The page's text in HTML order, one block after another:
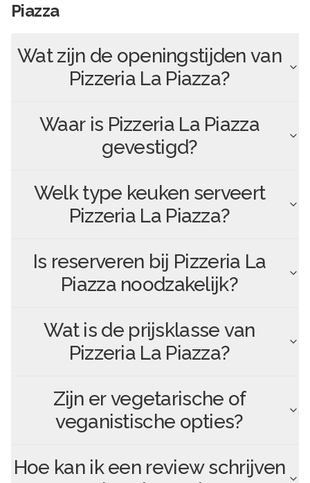
Piazza
Wat zijn de openingstijden van
Pizzeria La Piazza?
Waar is Pizzeria La Piazza
gevestigd?
Welk type keuken serveert
Pizzeria La Piazza?
Is reserveren bij Pizzeria La
Piazzanoodzakelijk?
Wat is de prijsklasse van
Pizzeria La Piazza?
Zijn er vegetarische of
veganistische opties?
Hoe kan ik een review schrijven